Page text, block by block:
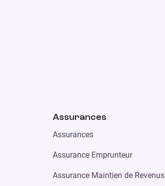
Assurances
Assurances
Assurance Emprunteur
Assurance Maintien de Revenus